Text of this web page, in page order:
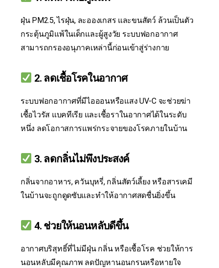
ฝุ่น PM2.5, ไรฝุ่น, ละอองเกสร และขนสัตว์ ล้วนเป็นตัว
กระตุ้นภูมิแพ้ในเด็กและผู้สูงวัย ระบบฟอกอากาศ
สามารถกรองอนุภาคเหล่านี้ก่อนเข้าสู่ร่างกาย
2. ลดเชื้อโรคในอากาศ
ระบบฟอกอากาศที่มีไอออนหรือแสง UV-C จะช่วยฆ่า
เชื้อไวรัส แบคทีเรีย และเชื้อราในอากาศได้ในระดับ
หนึ่ง ลดโอกาสการแพร่กระจายของโรคภายในบ้าน
3. ลดกลิ่นไม่พึงประสงค์
กลิ่นจากอาหาร, ควันบุหรี่, กลิ่นสัตว์เลี้ยง หรือสารเคมี
ในบ้านจะถูกดูดซับและทำให้อากาศสดชื่นยิ่งขึ้น
4. ช่วยให้นอนหลับดีขึ้น
อากาศบริสุทธิ์ที่ไม่มีฝุ่น กลิ่น หรือเชื้อโรค ช่วยให้การ
นอนหลับมีคุณภาพ ลดปัญหานอนกรนหรือหายใจ